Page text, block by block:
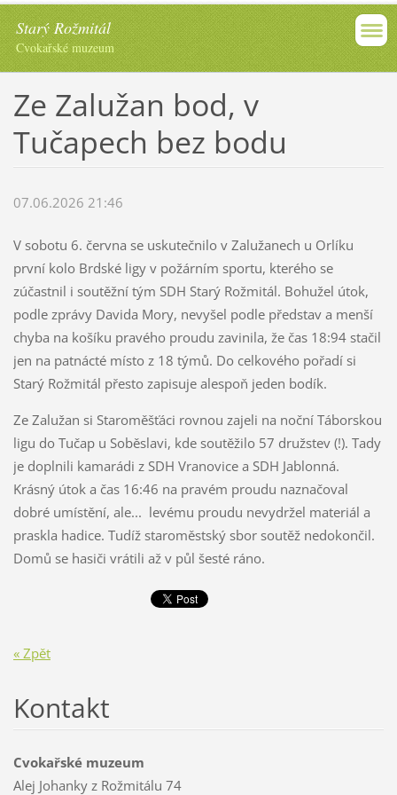
Starý Rožmitál
Cvokařské muzeum
Ze Zalužan bod, v
Tučapech bez bodu
07.06.2026 21:46
V sobotu 6. června se uskutečnilo v Zalužanech u Orlíku
první kolo Brdské ligy v požárním sportu, kterého se
zúčastnil i soutěžní tým SDH Starý Rožmitál. Bohužel útok,
podle zprávy Davida Mory, nevyšel podle představ a menší
chyba na košíku pravého proudu zavinila, že čas 18:94 stačil
jen na patnácté místo z 18 týmů. Do celkového pořadí si
Starý Rožmitál přesto zapisuje alespoň jeden bodík.
Ze Zalužan si Staroměšťáci rovnou zajeli na noční Táborskou
ligu do Tučap u Soběslavi, kde soutěžilo 57 družstev (!). Tady
je doplnili kamarádi z SDH Vranovice a SDH Jablonná.
Krásný útok a čas 16:46 na pravém proudu naznačoval
dobré umístění, ale... levému proudu nevydržel materiál a
praskla hadice. Tudíž staroměstský sbor soutěž nedokončil.
Domů se hasiči vrátili až v půl šesté ráno.
« Zpět
Kontakt
Cvokařské muzeum
Alej Johanky z Rožmitálu 74